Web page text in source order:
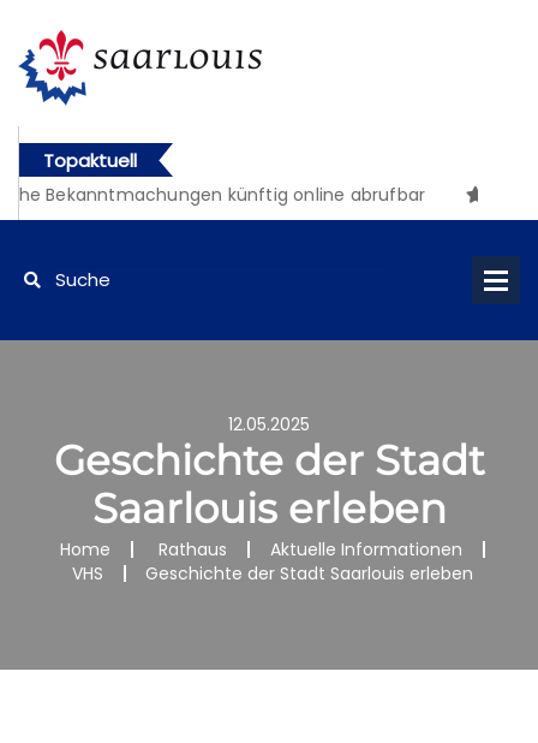
Topaktuell
Bekanntmachungen künftig online abrufbar
12.05.2025
Geschichte der Stadt
Saarlouis erleben
Home Rathaus
Aktuelle Informationen
VHS
Geschichte der Stadt Saarlouis erleben